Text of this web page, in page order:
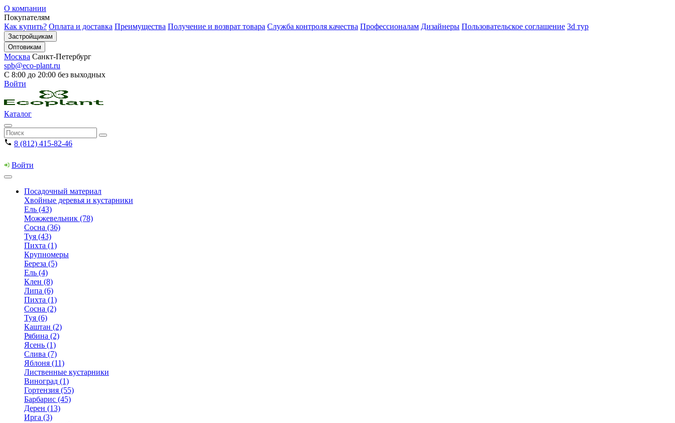
О компании
Покупателям
Как купить? Оплата и доставка Преимущества Получение и возврат товара Служба контроля качества Профессионалам Дизайнеры Пользовательское соглашение 3d тур
Застройщикам
Оптовикам
Москва Санкт-Петербург
spb@eco-plant.ru
С 8:00 до 20:00 без выходных
Войти
Каталог
8 (812) 415-82-46
Войти
Посадочный материал
Хвойные деревья и кустарники
Ель (43)
Можжевельник (78)
Сосна (36)
Туя (43)
Пихта (1)
Крупномеры
Береза (5)
Ель (4)
Клен (8)
Липа (6)
Пихта (1)
Сосна (2)
Туя (6)
Каштан (2)
Рябина (2)
Ясень (1)
Слива (7)
Яблоня (11)
Лиственные кустарники
Виноград (1)
Гортензия (55)
Барбарис (45)
Дерен (13)
Ирга (3)